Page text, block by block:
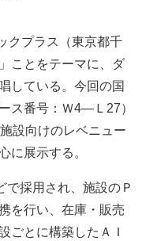
クプラス（東京都千
ことをテーマに、ダ
している。今回の国
ス番号：Ｗ4―Ｌ27）
設向けのレベニュー
に展示する。
採用され、施設のＰ
を行い、在庫・販売
ごとに構築したＡＩ